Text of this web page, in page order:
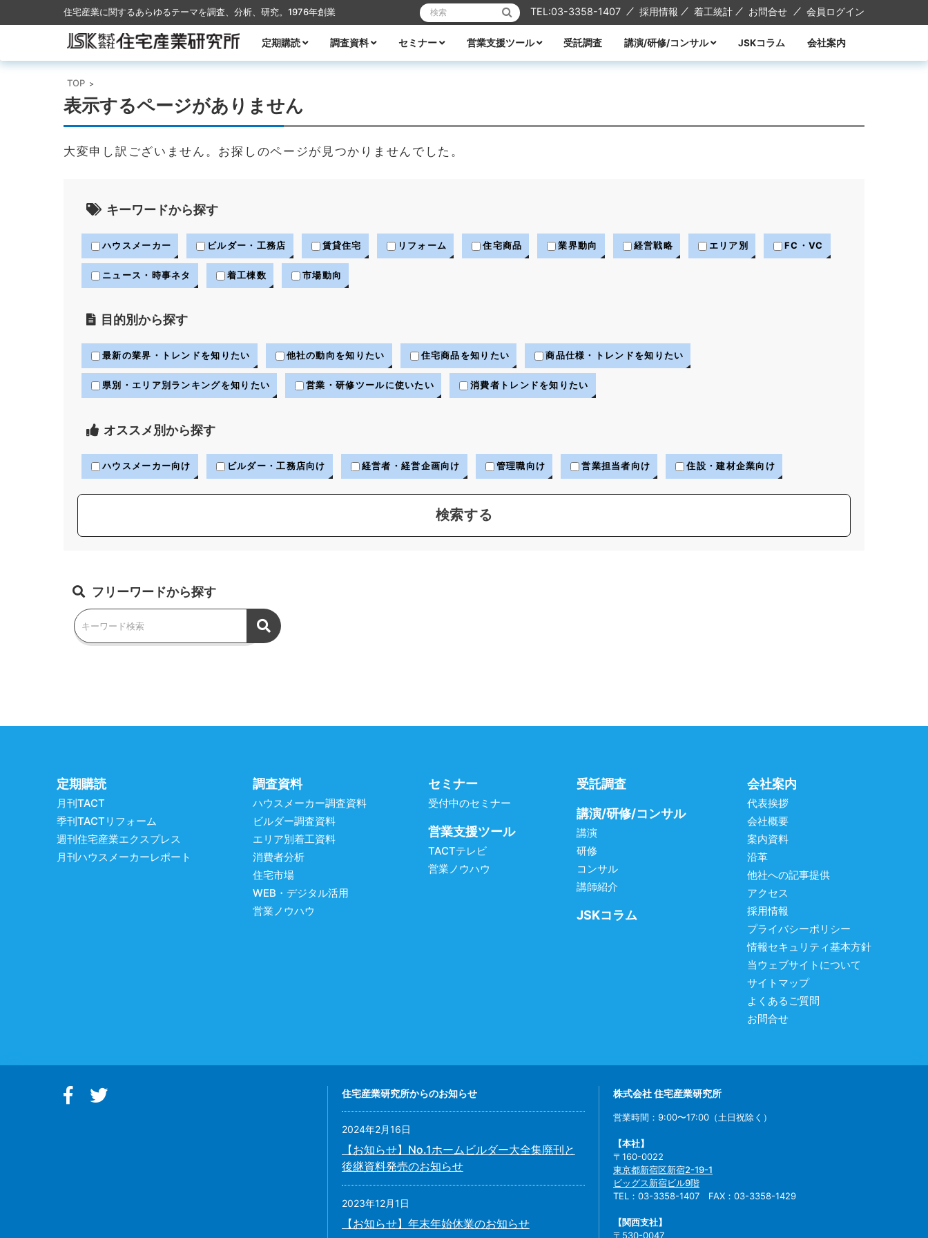
住宅産業に関するあらゆるテーマを調査、分析、研究。1976年創業 検索: TEL:03-3358-1407 採用情報 着工統計 お問合せ 会員ログイン
コンテンツに移動
定期購読
調査資料 セミナー 営業支援ツール 受託調査 講演/研修/コンサル JSKコラム 会社案内
TOP >
表示するページがありません
大変申し訳ございません。お探しのページが見つかりませんでした。
キーワードから探す
ハウスメーカー ビルダー・工務店 賃貸住宅 リフォーム 住宅商品 業界動向 経営戦略 エリア別 FC・VC
ニュース・時事ネタ 着工棟数 市場動向
目的別から探す
最新の業界・トレンドを知りたい 他社の動向を知りたい 住宅商品を知りたい 商品仕様・トレンドを知りたい
県別・エリア別ランキングを知りたい 営業・研修ツールに使いたい 消費者トレンドを知りたい
オススメ別から探す
ハウスメーカー向け ビルダー・工務店向け 経営者・経営企画向け 管理職向け 営業担当者向け 住設・建材企業向け
フリーワードから探す
定期購読
月刊TACT
季刊TACTリフォーム
週刊住宅産業エクスプレス
月刊ハウスメーカーレポート
調査資料
ハウスメーカー調査資料
ビルダー調査資料
エリア別着工資料
消費者分析
住宅市場
WEB・デジタル活用
営業ノウハウ
セミナー
受付中のセミナー
営業支援ツール
TACTテレビ
営業ノウハウ
受託調査
講演/研修/コンサル
講演
研修
コンサル
講師紹介
JSKコラム
会社案内
代表挨拶
会社概要
案内資料
沿革
他社への記事提供
アクセス
採用情報
プライバシーポリシー
情報セキュリティ基本方針
当ウェブサイトについて
サイトマップ
よくあるご質問
お問合せ
住宅産業研究所からのお知らせ
2024年2月16日
【お知らせ】No.1ホームビルダー大全集廃刊と
後継資料発売のお知らせ
2023年12月1日
【お知らせ】年末年始休業のお知らせ
株式会社 住宅産業研究所
営業時間：9:00〜17:00（土日祝除く）
【本社】
〒160-0022
東京都新宿区新宿2-19-1
ビッグス新宿ビル9階
TEL：03-3358-1407 FAX：03-3358-1429
【関西支社】
〒530-0047